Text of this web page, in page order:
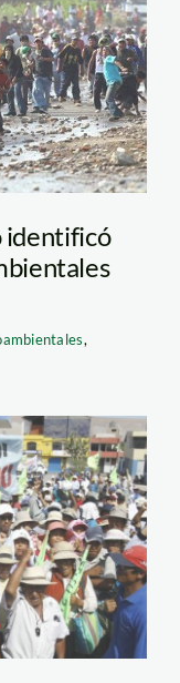
Tía
identificó
,
Tía
21